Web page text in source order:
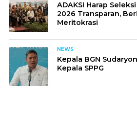
ADAKSI Harap
2026 Transparan,
Meritokrasi
NEWS
Kepala BGN
Kepala SPPG